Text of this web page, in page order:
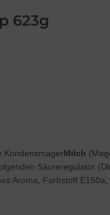
623g
KondensmagerMilch
Säureregulator
Aroma, Farbstoff E150a,